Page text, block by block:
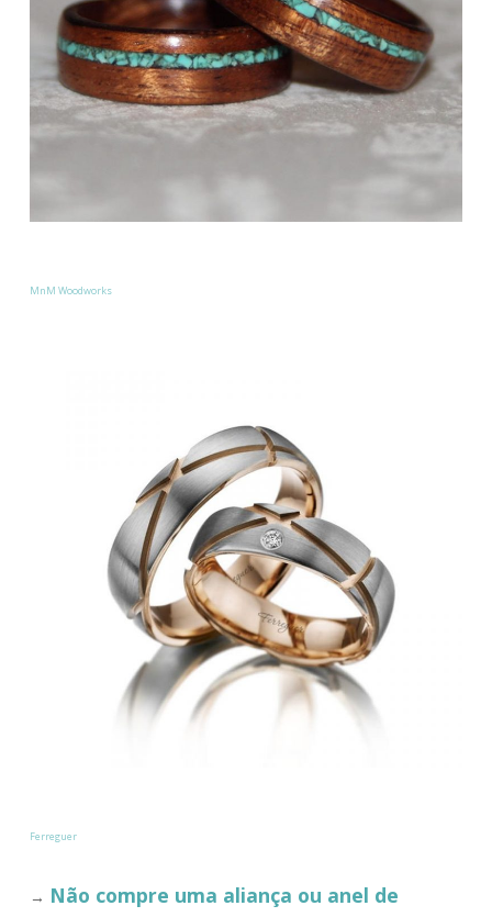
MnM Woodworks
Ferreguer
→ Não compre uma aliança ou anel de